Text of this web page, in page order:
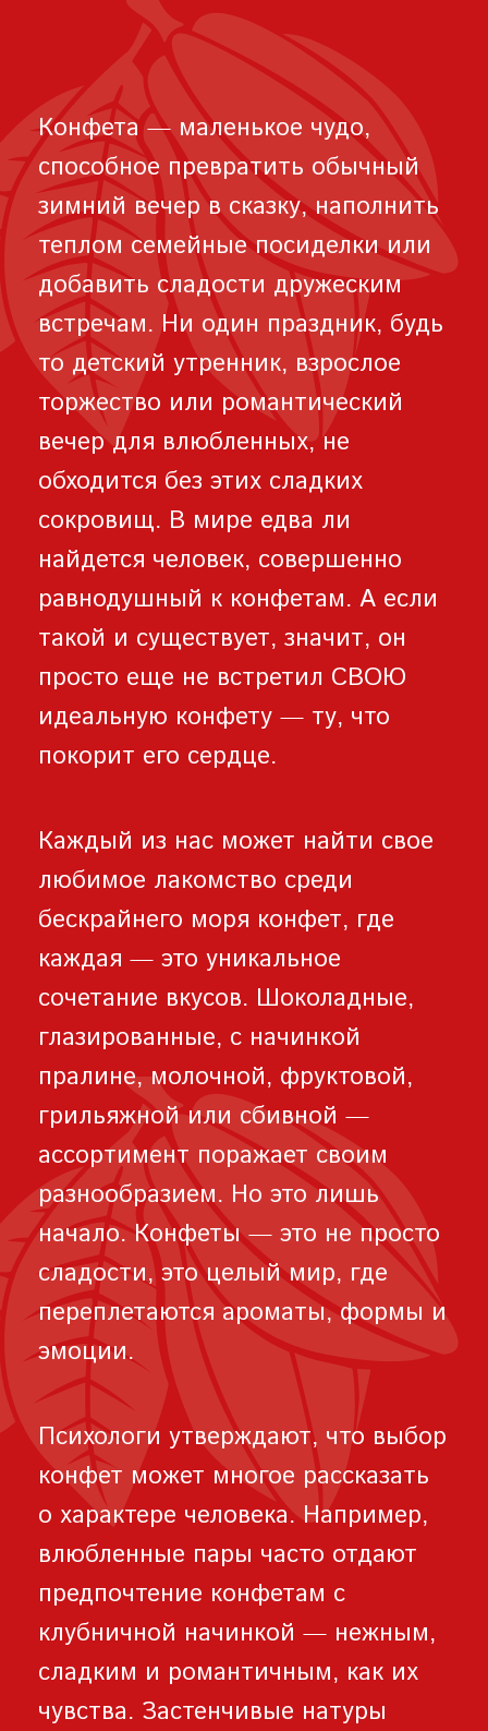
Конфета — маленькое чудо,
способное превратить обычный
зимний вечер в сказку, наполнить
теплом семейные посиделки или
добавить сладости дружеским
встречам. Ни один праздник, будь
то детский утренник, взрослое
торжество или романтический
вечер для влюбленных, не
обходится без этих сладких
сокровищ. В мире едва ли
найдется человек, совершенно
равнодушный к конфетам. А если
такой и существует, значит, он
просто еще не встретил СВОЮ
идеальную конфету — ту, что
покорит его сердце.
Каждый из нас может найти свое
любимое лакомство среди
бескрайнего моря конфет, где
каждая — это уникальное
сочетание вкусов. Шоколадные,
глазированные, с начинкой
пралине, молочной, фруктовой,
грильяжной или сбивной —
ассортимент поражает своим
разнообразием. Но это лишь
начало. Конфеты — это не просто
сладости, это целый мир, где
переплетаются ароматы, формы и
эмоции.
Психологи утверждают, что выбор
конфет может многое рассказать
о характере человека. Например,
влюбленные пары часто отдают
предпочтение конфетам с
клубничной начинкой — нежным,
сладким и романтичным, как их
чувства. Застенчивые натуры